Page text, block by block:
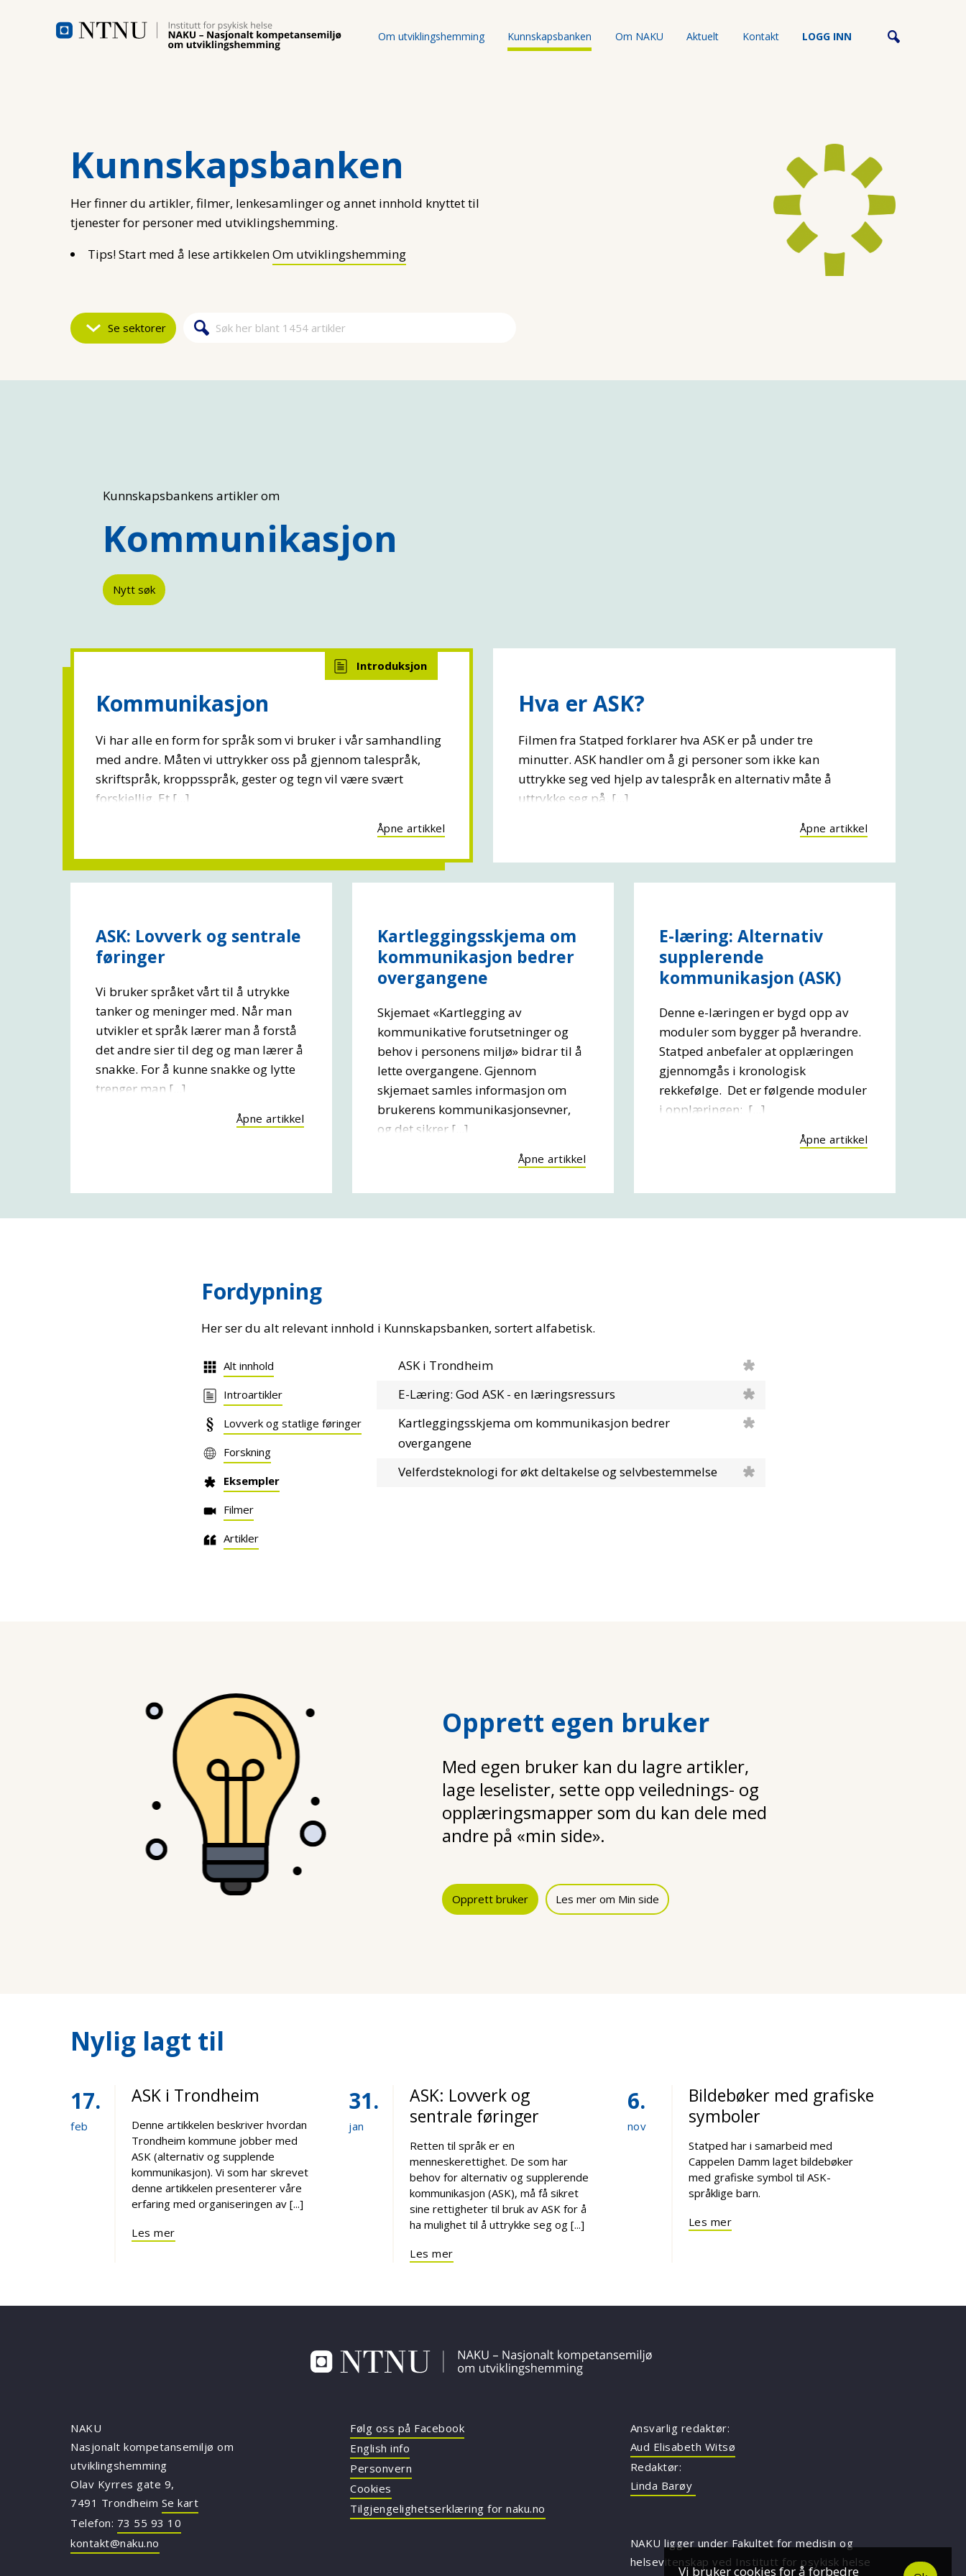
Om utviklingshemming Kunnskapsbanken Om NAKU Aktuelt Kontakt LOGG INN
Kunnskapsbanken
Her finner du artikler, filmer, lenkesamlinger og annet innhold knyttet til
tjenester for personer med utviklingshemming.
Tips! Start med å lese artikkelenOm utviklingshemming
Se sektorer Søkeskjema
Søk
Kunnskapsbankens artikler om
Kommunikasjon
Nytt søk
Kommunikasjon
Vi har alle en form for språk som vi bruker i vår samhandling
med andre. Måten vi uttrykker oss på gjennom talespråk,
skriftspråk, kroppsspråk, gester og tegn vil være svært
forskjellig. Et [...]
Åpne artikkel
Hva er ASK?
Filmen fra Statped forklarer hva ASK er på under tre
minutter. ASK handler om å gi personer som ikke kan
uttrykke seg ved hjelp av talespråk en alternativ måte å
uttrykke seg på. [...]
Åpne artikkel
ASK: Lovverk og sentrale
føringer
Vi bruker språket vårt til å utrykke
tanker og meninger med. Når man
utvikler et språk lærer man å forstå
det andre sier til deg og man lærer å
snakke. For å kunne snakke og lytte
trenger man [...]
Åpne artikkel
Kartleggingsskjema om
kommunikasjon bedrer
overgangene
Skjemaet «Kartlegging av
kommunikative forutsetninger og
behov i personens miljø» bidrar til å
lette overgangene. Gjennom
skjemaet samles informasjon om
brukerens kommunikasjonsevner,
og det sikrer [...]
Åpne artikkel
E-læring: Alternativ
supplerende
kommunikasjon (ASK)
Denne e-læringen er bygd opp av
moduler som bygger på hverandre.
Statped anbefaler at opplæringen
gjennomgås i kronologisk
rekkefølge. Det er følgende moduler
i opplæringen: [...]
Åpne artikkel
Fordypning
Her ser du alt relevant innhold i Kunnskapsbanken, sortert alfabetisk.
Alt innhold
Introartikler
Lovverk og statlige føringer
Forskning
Eksempler
Filmer
Artikler
ASK i Trondheim
E-Læring: God ASK - en læringsressurs
Kartleggingsskjema om kommunikasjon bedrer
overgangene
Velferdsteknologi for økt deltakelse og selvbestemmelse
Opprett egen bruker
Med egen bruker kan du lagre artikler,
lage leselister, sette opp veilednings- og
opplæringsmapper som du kan dele med
andre på «min side».
Opprett bruker Les mer om Min side
Nylig lagt til
17
feb
ASK i Trondheim
Denne artikkelen beskriver hvordan
Trondheim kommune jobber med
ASK (alternativ og supplende
kommunikasjon). Vi som har skrevet
denne artikkelen presenterer våre
erfaring med organiseringen av [...]
Les mer
31
jan
ASK: Lovverk og
sentrale føringer
Retten til språk er en
menneskerettighet. De som har
behov for alternativ og supplerende
kommunikasjon (ASK), må få sikret
sine rettigheter til bruk av ASK for å
ha mulighet til å uttrykke seg og [...]
Les mer
6
nov
Bildebøker med grafiske
symboler
Statped har i samarbeid med
Cappelen Damm laget bildebøker
med grafiske symbol til ASK-
språklige barn.
Les mer
NAKU
Nasjonalt kompetansemiljø om
utviklingshemming
Olav Kyrres gate 9,
7491 Trondheim Se kart
Telefon: 73 55 93 10
kontakt@naku.no
Følg oss på Facebook
English info
Personvern
Cookies
Tilgjengelighetserklæring for naku.no
Ansvarlig redaktør:
Aud Elisabeth Witsø
Redaktør:
Linda Barøy
NAKU ligger under Fakultet for medisin og
helsevitenskap ved Institutt for psykisk helse
Vi bruker cookies for å forbedre